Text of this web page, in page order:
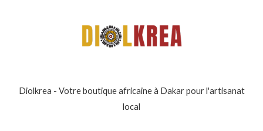
Diolkrea - Votre boutique africaine à Dakar pour l'artisanat
local